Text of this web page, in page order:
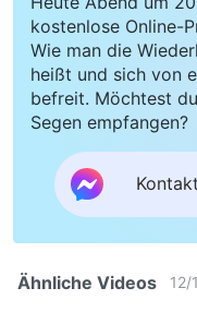
kostenlose Online-
Wie man die
heißt und sich von
befreit. Möchtest
Segen empfangen?
Ähnliche Videos 12/